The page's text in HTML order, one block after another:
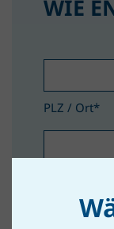
WIE
PLZ / Ort*